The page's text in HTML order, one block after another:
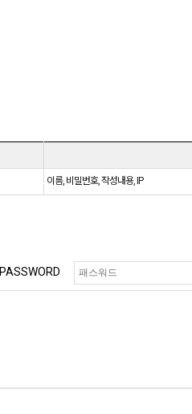
이름, 비밀번호, 작성내용, IP
PASSWORD